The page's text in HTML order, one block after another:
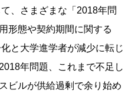
、さまざまな「2018年問
形態や契約期間に関する
と大学進学者が減少に転じ
年問題、これまで不足し
ビルが供給過剰で余り始め